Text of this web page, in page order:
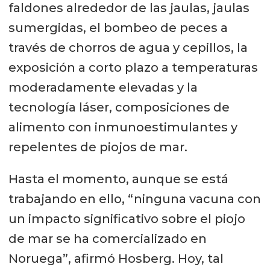
faldones alrededor de las jaulas, jaulas
sumergidas, el bombeo de peces a
través de chorros de agua y cepillos, la
exposición a corto plazo a temperaturas
moderadamente elevadas y la
tecnología láser, composiciones de
alimento con inmunoestimulantes y
repelentes de piojos de mar.
Hasta el momento, aunque se está
trabajando en ello, “ninguna vacuna con
un impacto significativo sobre el piojo
de mar se ha comercializado en
Noruega”, afirmó Hosberg. Hoy, tal